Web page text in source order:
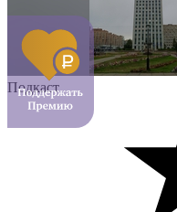
Подкаст